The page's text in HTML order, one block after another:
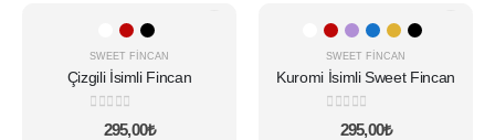
varyasyonu
SWEET FINCAN
Çizgili İsimli Fincan
5 üzerinden
295,00₺
fazla
varyasyonu
SWEET FINCAN
Kuromi İsimli Sweet Fincan
5 üzerinden
295,00₺